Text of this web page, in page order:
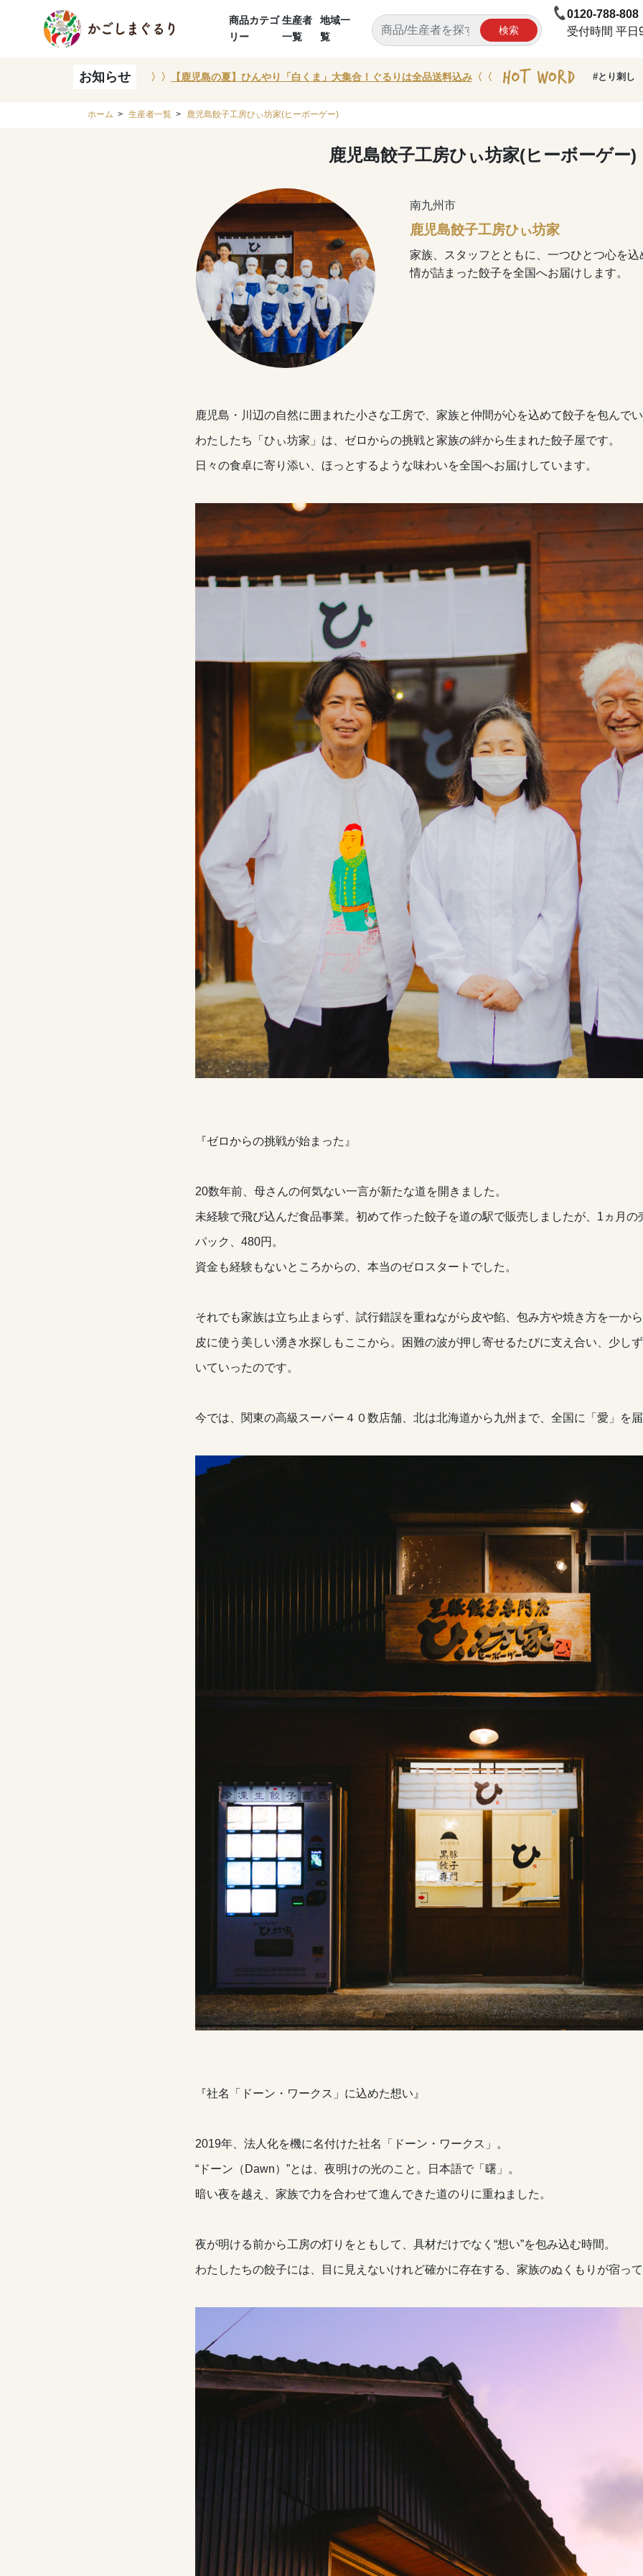
商品カテゴ
リー
生産者
一覧
地域一
覧
検索
0120-788-808
受付時間 平日
お知らせ 〉〉 【鹿児島の夏】ひんやり「白くま」大集合！ぐるりは全品送料込み 〈〈 #とり刺し
ホーム > 生産者一覧 > 鹿児島餃子工房ひぃ坊家(ヒーボーゲー)
鹿児島餃子工房ひぃ坊家(ヒーボーゲー)
南九州市
鹿児島餃子工房ひぃ坊家
家族、スタッフとともに、一つひとつ心を
情が詰まった餃子を全国へお届けします。
鹿児島・川辺の自然に囲まれた小さな工房で、家族と仲間が心を込めて餃子を包んで
わたしたち「ひぃ坊家」は、ゼロからの挑戦と家族の絆から生まれた餃子屋です。
日々の食卓に寄り添い、ほっとするような味わいを全国へお届けしています。
『ゼロからの挑戦が始まった』
20数年前、母さんの何気ない一言が新たな道を開きました。
未経験で飛び込んだ食品事業。初めて作った餃子を道の駅で販売しましたが、1ヵ月
パック、480円。
資金も経験もないところからの、本当のゼロスタートでした。
それでも家族は立ち止まらず、試行錯誤を重ねながら皮や餡、包み方や焼き方を一か
皮に使う美しい湧き水探しもここから。困難の波が押し寄せるたびに支え合い、少し
いていったのです。
今では、関東の高級スーパー４０数店舗、北は北海道から九州まで、全国に「愛」を
『社名「ドーン・ワークス」に込めた想い』
2019年、法人化を機に名付けた社名「ドーン・ワークス」。
“ドーン（Dawn）”とは、夜明けの光のこと。日本語で「曙」。
暗い夜を越え、家族で力を合わせて進んできた道のりに重ねました。
夜が明ける前から工房の灯りをともして、具材だけでなく“想い”を包み込む時間。
わたしたちの餃子には、目に見えないけれど確かに存在する、家族のぬくもりが宿っ